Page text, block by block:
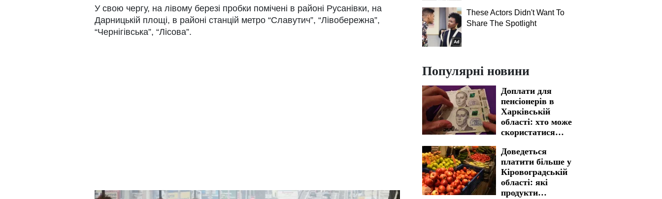
У свою чергу, на лівому березі пробки помічені в районі Русанівки, на
Дарницькій площі, в районі станцій метро “Славутич”, “Лівобережна”,
“Чернігівська”, “Лісова”.
These Actors Didn't Want To
Share The Spotlight
Популярні новини
Доплати для
пенсіонерів в
Харківській
області: хто може
скористатися
Доведеться
платити більше у
Кіровоградській
області: які
продукти